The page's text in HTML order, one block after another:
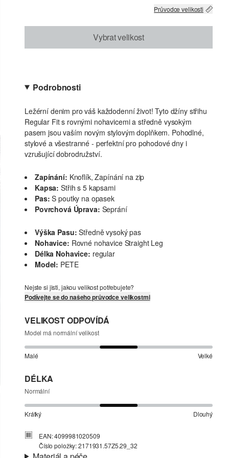
Průvodce velikosti
Vybrat velikost
Podrobnosti
Ležérní denim pro váš každodenní život! Tyto džíny střihu
Regular Fit s rovnými nohavicemi a středně vysokým
pasem jsou vaším novým stylovým doplňkem. Pohodlné,
stylové a všestranné - perfektní pro pohodové dny i
vzrušující dobrodružství.
Zapínání: Knoflík, Zapínání na zip
Kapsa: Střih s 5 kapsami
Pas: S poutky na opasek
Povrchová Úprava: Seprání
Výška Pasu: Středně vysoký pas
Nohavice: Rovné nohavice Straight Leg
Délka Nohavice: regular
Model: PETE
Nejste si jisti, jakou velikost potřebujete?
Podívejte se do našeho průvodce velikostmi
VELIKOST ODPOVÍDÁ
Model má normální velikost
Malé Velké
DÉLKA
Normální
Krátký Dlouhý
EAN: 4099981020509
Číslo položky: 2171931.57Z5.29_32